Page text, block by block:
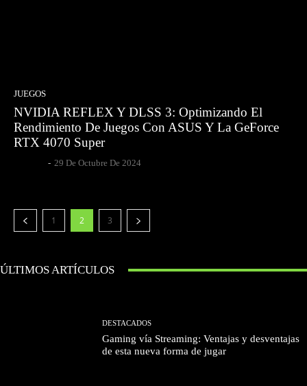
JUEGOS
NVIDIA REFLEX Y DLSS 3: Optimizando El
Rendimiento De Juegos Con ASUS Y La GeForce
RTX 4070 Super
- 29 De Octubre De 2024
1 2 3
ÚLTIMOS ARTÍCULOS
DESTACADOS
Gaming vía Streaming: Ventajas y desventajas
de esta nueva forma de jugar